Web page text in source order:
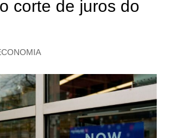
corte de juros do